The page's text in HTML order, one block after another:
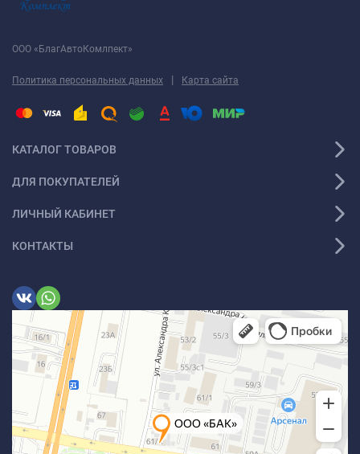
ООО «БлагАвтоКомлпект»
Политика персональных данных | Карта сайта
КАТАЛОГ ТОВАРОВ
ДЛЯ ПОКУПАТЕЛЕЙ
ЛИЧНЫЙ КАБИНЕТ
КОНТАКТЫ